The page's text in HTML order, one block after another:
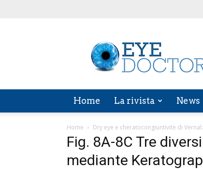
EYE
DOCTOR
Home La rivista News
Home Dry eye e cheratocongiuntivite di
Fig. 8A-8C Tre
mediante